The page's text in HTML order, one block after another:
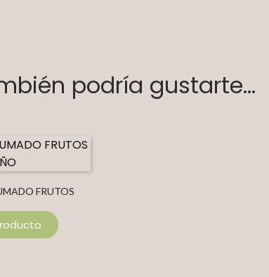
podría gustarte...
FRUTOS